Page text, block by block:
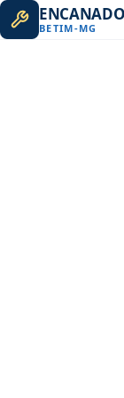
BETIM-MG